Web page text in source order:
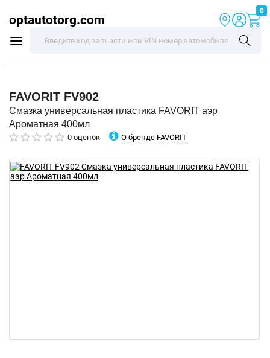
optautotorg.com
0
FAVORIT FV902
Смазка универсальная пластика FAVORIT аэр
Ароматная 400мл
0 оценок О бренде FAVORIT